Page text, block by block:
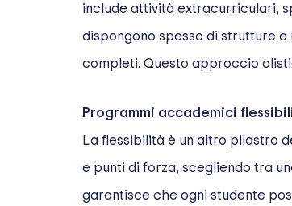
include attività extracurriculari,
dispongono spesso di strutture
completi. Questo approccio
Programmi accademici
La flessibilità è un altro pilastro
e punti di forza, scegliendo tra
garantisce che ogni studente